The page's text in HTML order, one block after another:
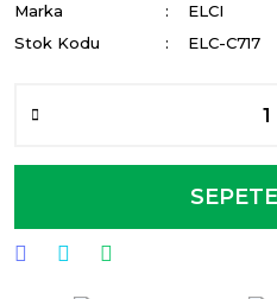
Marka
ELCI
Stok Kodu
ELC-C717